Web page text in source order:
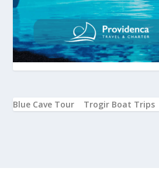
Blue Cave Tour Trogir Boat Trips